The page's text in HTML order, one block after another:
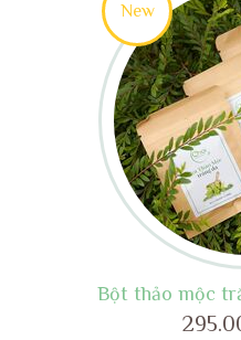
New
Bột thảo mộc